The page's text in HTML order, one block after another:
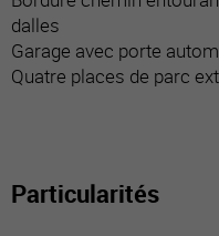
dalles
Garage avec porte
Quatre places de parc
Particularités